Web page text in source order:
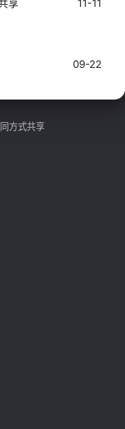
享 11-11
09-22
方式共享